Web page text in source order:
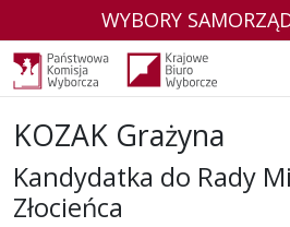
WYBORY
KOZAK Grażyna
Kandydatka do Rady
Złocieńca